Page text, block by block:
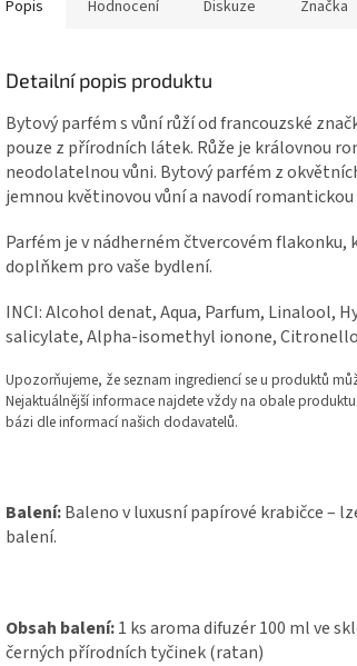
Popis Hodnocení Diskuze Značka
Detailní popis produktu
Bytový parfém s vůní růží od francouzské
pouze z přírodních látek. Růže je královnou
neodolatelnou vůni. Bytový parfém z
jemnou květinovou vůní a navodí
Parfém je v nádherném čtvercovém
doplňkem pro vaše bydlení.
INCI: Alcohol denat, Aqua, Parfum, Linalool,
salicylate, Alpha-isomethyl ionone,
Upozorňujeme, že seznam ingrediencí se u produktů
Nejaktuálnější informace najdete vždy na obale
bázi dle informací našich dodavatelů.
Balení:Baleno v luxusní papírové krabičce –
balení.
Obsah balení:1 ks aroma difuzér 100 ml ve
černých přírodních tyčinek (ratan)